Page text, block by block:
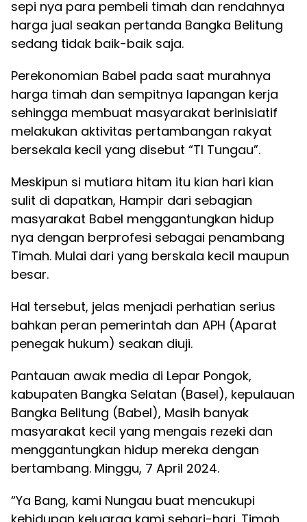
sepi nya para pembeli timah dan rendahnya
harga jual seakan pertanda Bangka Belitung
sedang tidak baik-baik saja.
Perekonomian Babel pada saat murahnya
harga timah dan sempitnya lapangan kerja
sehingga membuat masyarakat berinisiatif
melakukan aktivitas pertambangan rakyat
bersekala kecil yang disebut “TI Tungau”.
Meskipun si mutiara hitam itu kian hari kian
sulit di dapatkan, Hampir dari sebagian
masyarakat Babel menggantungkan hidup
nya dengan berprofesi sebagai penambang
Timah. Mulai dari yang berskala kecil maupun
besar.
Hal tersebut, jelas menjadi perhatian serius
bahkan peran pemerintah dan APH (Aparat
penegak hukum) seakan diuji.
Pantauan awak media di Lepar Pongok,
kabupaten Bangka Selatan (Basel), kepulauan
Bangka Belitung (Babel), Masih banyak
masyarakat kecil yang mengais rezeki dan
menggantungkan hidup mereka dengan
bertambang. Minggu, 7 April 2024.
“Ya Bang, kami Nungau buat mencukupi